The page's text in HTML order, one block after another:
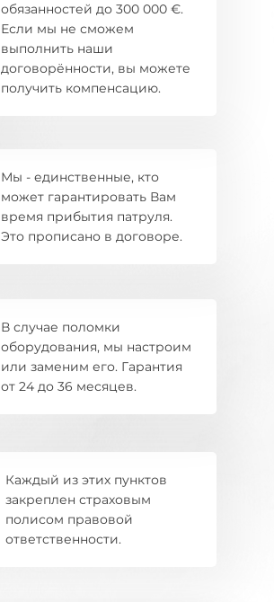
Каждый из этих пунктов
закреплен страховым
полисом правовой
ответственности.
обязанностей до 300 000 €.
Если мы не сможем
выполнить наши
договорённости, вы можете
получить компенсацию.
Мы - единственные, кто
может гарантировать Вам
время прибытия патруля.
Это прописано в договоре.
В случае поломки
оборудования, мы настроим
или заменим его. Гарантия
от 24 до 36 месяцев.